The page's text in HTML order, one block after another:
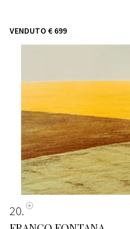
VENDUTO € 699
20